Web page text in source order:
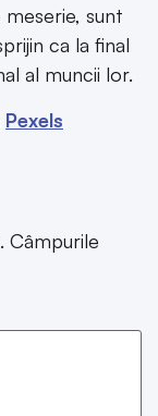
sunt
ca la final
al muncii lor.
Pexels
Câmpurile